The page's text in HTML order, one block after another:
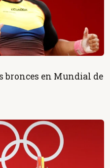
bronces en Mundial de